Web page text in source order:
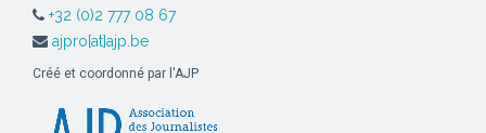
+32 (0)2 777 08 67
ajpro[at]ajp.be
Créé et coordonné par l'AJP